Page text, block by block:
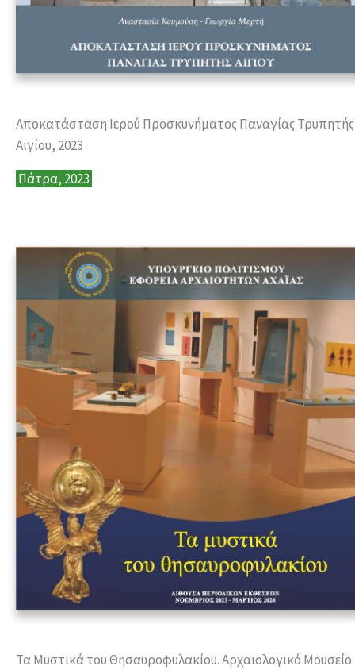
Αποκατάσταση Ιερού Προσκυνήματος Παναγίας Τρυπητής
Αιγίου, 2023
Πάτρα, 2023
Τα Μυστικά του Θησαυροφυλακίου. Αρχαιολογικό Μουσείο